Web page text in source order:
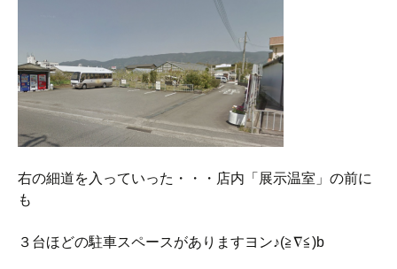
右の細道を入っていった・・・店内「展示温室」の前に
も
３台ほどの駐車スペースがありますヨン♪(≧∇≦)b